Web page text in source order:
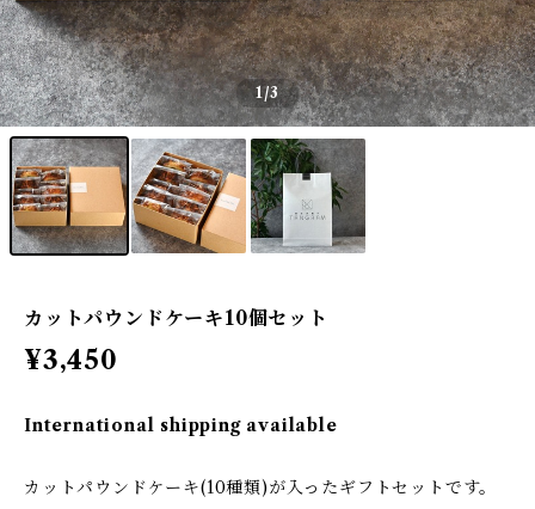
1/3
カットパウンドケーキ10個セット
¥3,450
International shipping available
カットパウンドケーキ(10種類)が入ったギフトセットです。